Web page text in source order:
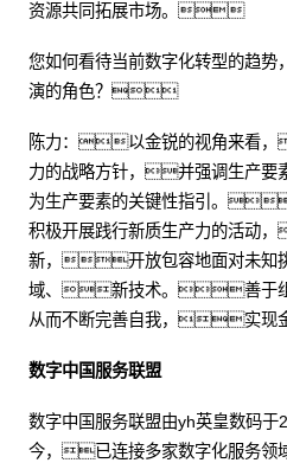
资源共同拓展市场。
您如何看待当前数字化转型的趋
演的角色？
陈力：以金锐的视角来看，
力的战略方针，并强调生产要
为生产要素的关键性指引。
积极开展践行新质生产力的活动
新，开放包容地面对未知
域、新技术。善于组
从而不断完善自我，实现
数字中国服务联盟
数字中国服务联盟由yh英皇数码于
今，已连接多家数字化服务领